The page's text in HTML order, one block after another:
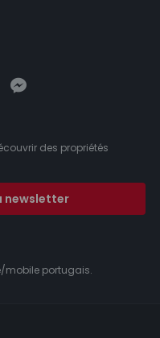
des propriétés
newsletter
mobile portugais.